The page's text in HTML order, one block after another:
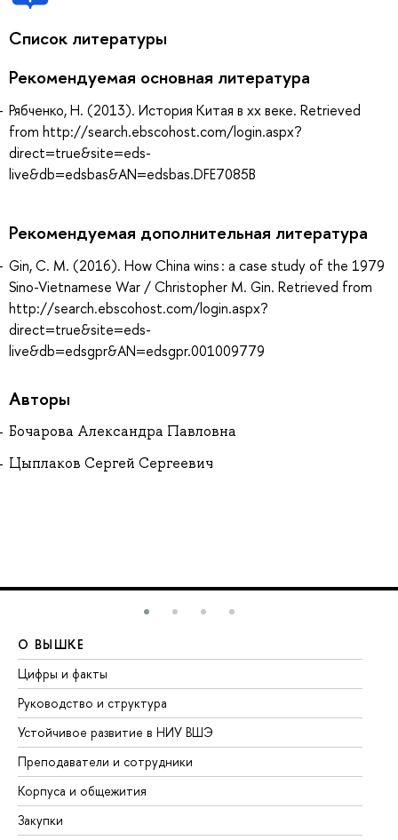
Список литературы
Рекомендуемая основная литература
Рябченко, Н. (2013). История Китая в xx веке. Retrieved
from http://search.ebscohost.com/login.aspx?
direct=true&site=eds-
live&db=edsbas&AN=edsbas.DFE7085B
Рекомендуемая дополнительная литература
Gin, C. M. (2016). How China wins : a case study of the 1979
Sino-Vietnamese War / Christopher M. Gin. Retrieved from
http://search.ebscohost.com/login.aspx?
direct=true&site=eds-
live&db=edsgpr&AN=edsgpr.001009779
Авторы
Бочарова Александра Павловна
Цыплаков Сергей Сергеевич
О ВЫШКЕ
Цифры и факты
Руководство и структура
Устойчивое развитие в НИУ ВШЭ
Преподаватели и сотрудники
Корпуса и общежития
Закупки